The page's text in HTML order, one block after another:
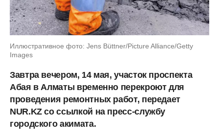
Иллюстративное фото: Jens Büttner/Picture Alliance/Getty
Images
Завтра вечером, 14 мая, участок проспекта
Абая в Алматы временно перекроют для
проведения ремонтных работ, передает
NUR.KZ со ссылкой на пресс-службу
городского акимата.